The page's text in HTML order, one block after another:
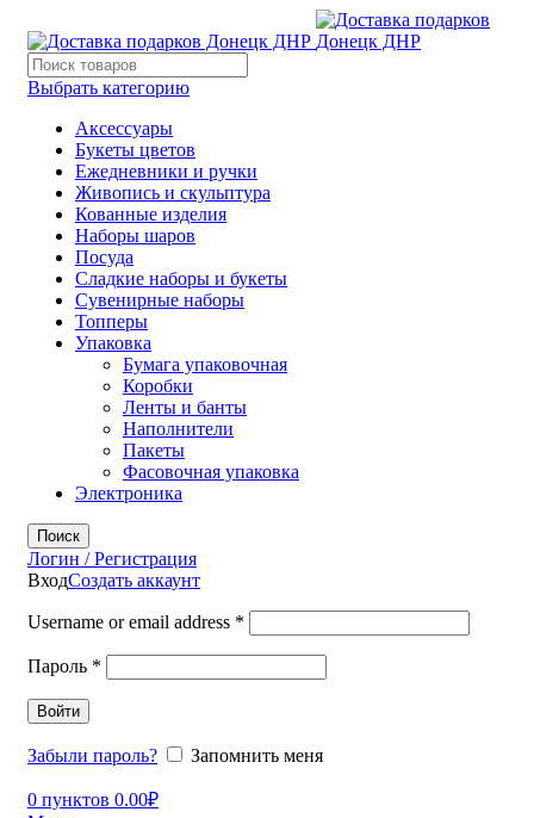
Выбрать категорию
Аксессуары
Букеты цветов
Ежедневники и ручки
Живопись и скульптура
Кованные изделия
Наборы шаров
Посуда
Сладкие наборы и букеты
Сувенирные наборы
Топперы
Упаковка
Бумага упаковочная
Коробки
Ленты и банты
Наполнители
Пакеты
Фасовочная упаковка
Электроника
Поиск
Логин / Регистрация
ВходСоздать аккаунт
Username or email address *
Пароль *
Войти
Забыли пароль? Запомнить меня
0 пунктов 0.00₽